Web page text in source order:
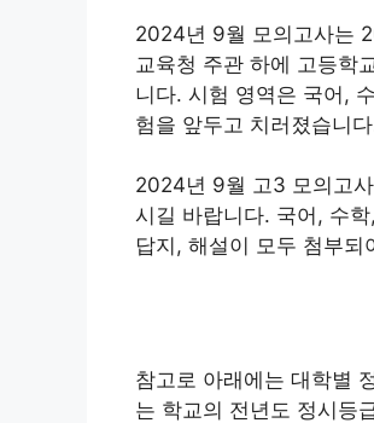
2024년 9월 모의고사는
교육청 주관 하에 고등학
니다. 시험 영역은 국어,
험을 앞두고 치러졌습니
2024년 9월 고3 모의고
시길 바랍니다. 국어, 수
답지, 해설이 모두 첨부되
참고로 아래에는 대학별
는 학교의 전년도 정시등